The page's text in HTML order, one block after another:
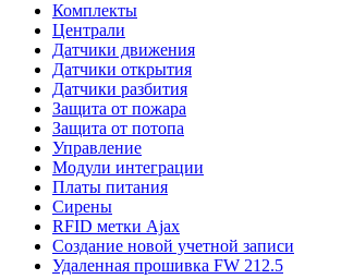
Комплекты
Централи
Датчики движения
Датчики открытия
Датчики разбития
Защита от пожара
Защита от потопа
Управление
Модули интеграции
Платы питания
Сирены
RFID метки Ajax
Создание новой учетной записи
Удаленная прошивка FW 212.5